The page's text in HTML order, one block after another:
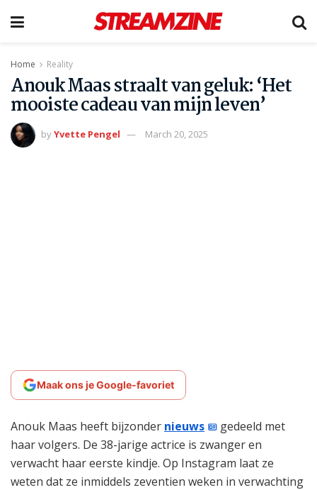
Home Reality
Anouk Maas straalt van geluk: ‘Het
mooiste cadeau van mijn leven’
byYvette Pengel March 20, 2025
Maak ons je Google-favoriet
Anouk Maas heeft bijzonder nieuws
gedeeld met
haar volgers. De 38-jarige actrice is zwanger en
verwacht haar eerste kindje. Op Instagram laat ze
weten dat ze inmiddels zeventien weken in verwachting